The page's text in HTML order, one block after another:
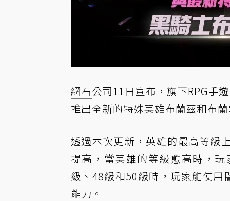
網石公司11日宣布，旗下RPG手
推出全新的特殊英雄布蘭茲和布蘭
透過本次更新，英雄的最高等級
提高，當英雄的等級愈高時，
級、48級和50級時，玩家能使用
能力。